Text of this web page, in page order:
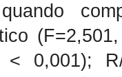
< 0,001);